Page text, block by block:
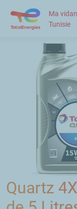
Ma
Tunisie
Quartz